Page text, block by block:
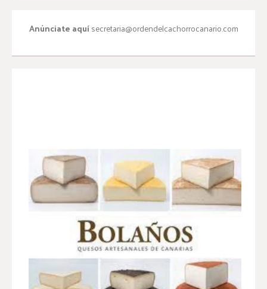
Anúnciate aquísecretaria@ordendelcachorrocanario.com